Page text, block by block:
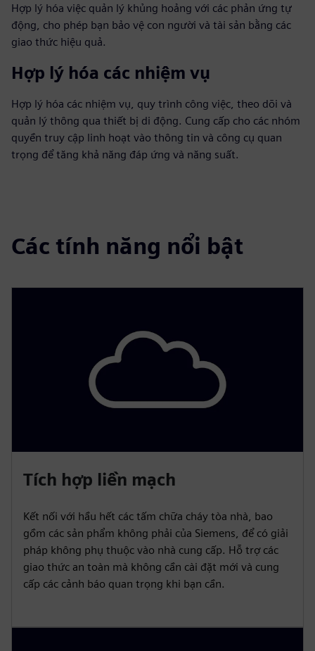
Hợp lý hóa việc quản lý khủng hoảng với các phản ứng tự
động, cho phép bạn bảo vệ con người và tài sản bằng các
giao thức hiệu quả.
Hợp lý hóa các nhiệm vụ
Hợp lý hóa các nhiệm vụ, quy trình công việc, theo dõi và
quản lý thông qua thiết bị di động. Cung cấp cho các nhóm
quyền truy cập linh hoạt vào thông tin và công cụ quan
trọng để tăng khả năng đáp ứng và năng suất.
Các tính năng nổi bật
Tích hợp liền mạch
Kết nối với hầu hết các tấm chữa cháy tòa nhà, bao
gồm các sản phẩm không phải của Siemens, để có giải
pháp không phụ thuộc vào nhà cung cấp. Hỗ trợ các
giao thức an toàn mà không cần cài đặt mới và cung
cấp các cảnh báo quan trọng khi bạn cần.